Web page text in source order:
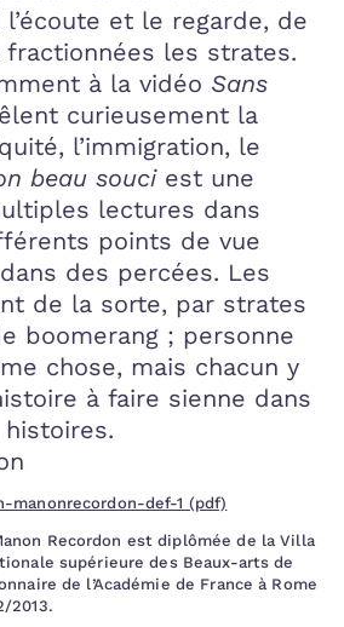
et le regarde, de
les strates.
à la vidéo Sans
curieusement la
l’immigration, le
beau souciest une
lectures dans
points de vue
des percées. Les
de la sorte, par strates
boomerang ; personne
chose, mais chacun y
à faire sienne dans
manonrecordon-def-1 (pdf)
Recordon est diplômée de la Villa
supérieure des Beaux-arts de
de l’Académie de France à Rome
2013.